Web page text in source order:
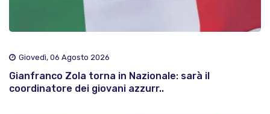
Giovedì, 06 Agosto 2026
Gianfranco Zola torna in Nazionale: sarà il
coordinatore dei giovani azzurr..